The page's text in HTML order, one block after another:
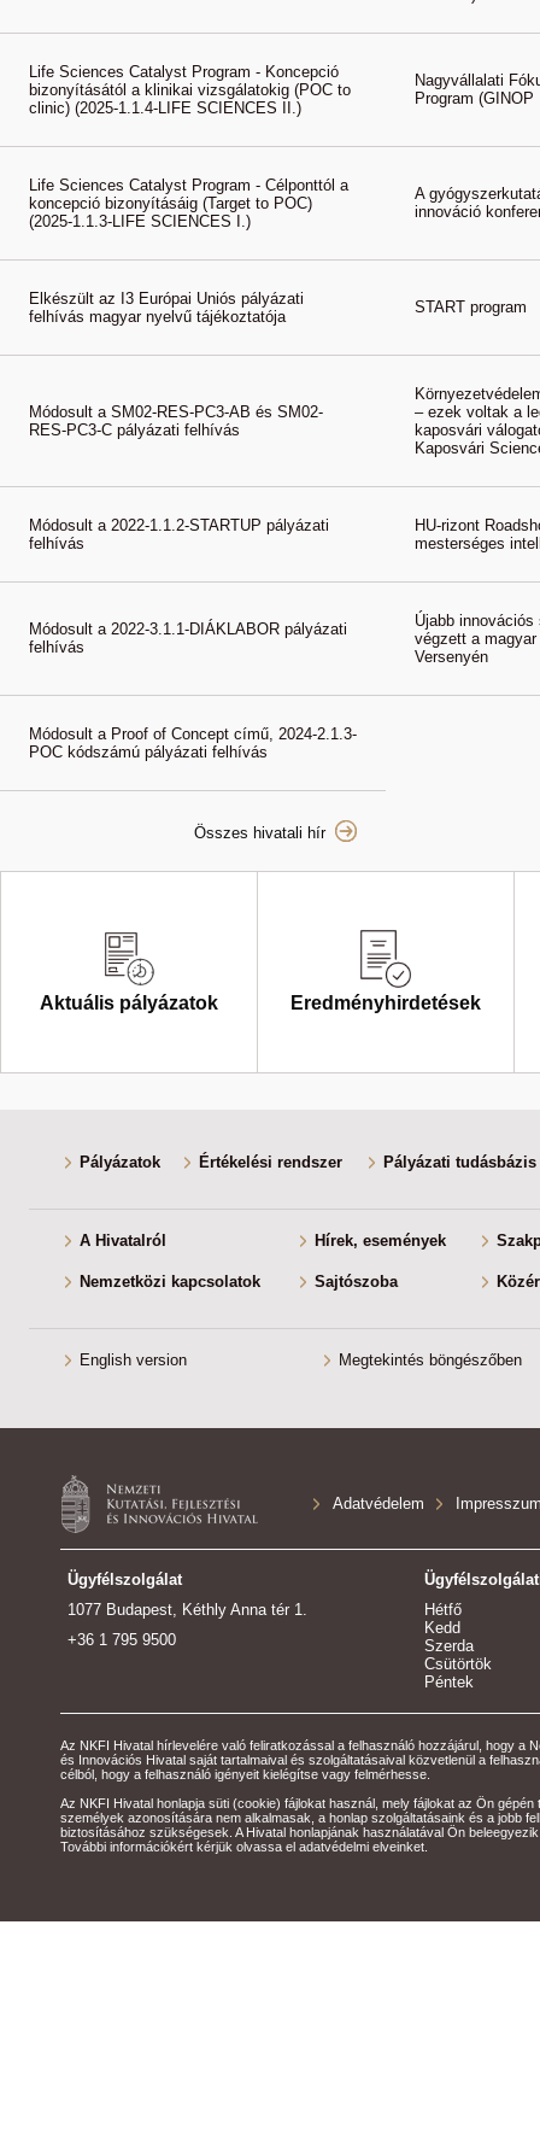
Life Sciences Catalyst Program - Koncepció
bizonyításától a klinikai vizsgálatokig (POC to
clinic) (2025-1.1.4-LIFE SCIENCES II.)
Nagyvállalati
Program
Life Sciences Catalyst Program - Célponttól a
koncepció bizonyításáig (Target to POC)
(2025-1.1.3-LIFE SCIENCES I.)
A
innováció
Elkészült az I3 Európai Uniós pályázati
felhívás magyar nyelvű tájékoztatója
START program
Módosult a SM02-RES-PC3-AB és SM02-
RES-PC3-C pályázati felhívás
– ezek voltak a
kaposvári
Kaposvári
Módosult a 2022-1.1.2-STARTUP pályázati
felhívás
HU-rizont
mesterséges
Módosult a 2022-3.1.1-DIÁKLABOR pályázati
felhívás
Újabb
végzett a
Versenyén
Módosult a Proof of Concept című, 2024-2.1.3-
POC kódszámú pályázati felhívás
Összes hivatali hír
Aktuális pályázatok Eredményhirdetések
Pályázatok Értékelési rendszer Pályázati tudásbázis
A Hivatalról Hírek, események
Nemzetközi kapcsolatok Sajtószoba
English version Megtekintés böngészőben
Adatvédelem
Ügyfélszolgálat
1077 Budapest, Kéthly Anna tér 1.
+36 1 795 9500
Hétfő
Kedd
Szerda
Csütörtök
Péntek
Az NKFI Hivatal hírlevelére való feliratkozással a felhasználó hozzájárul, hogy a
és Innovációs Hivatal saját tartalmaival és szolgáltatásaival közvetlenül a
célból, hogy a felhasználó igényeit kielégítse vagy felmérhesse.
Az NKFI Hivatal honlapja süti (cookie) fájlokat használ, mely fájlokat az Ön gépén
személyek azonosítására nem alkalmasak, a honlap szolgáltatásaink és a jobb
biztosításához szükségesek. A Hivatal honlapjának használatával Ön
További információkért kérjük olvassa el adatvédelmi elveinket.